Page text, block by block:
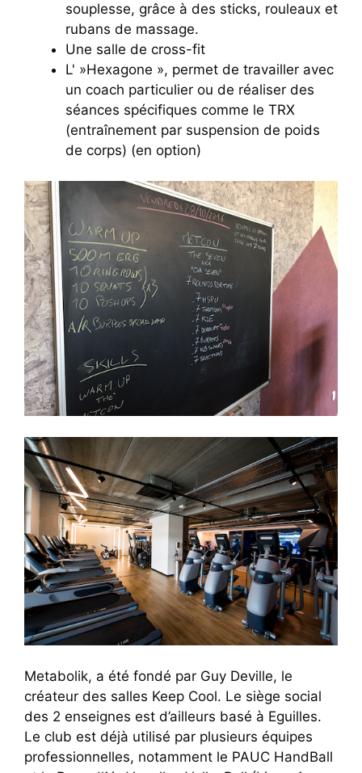
souplesse, grâce à des sticks, rouleaux et
rubans de massage.
Une salle de cross-fit
L' »Hexagone », permet de travailler avec
un coach particulier ou de réaliser des
séances spécifiques comme le TRX
(entraînement par suspension de poids
de corps) (en option)
Metabolik, a été fondé par Guy Deville, le
créateur des salles Keep Cool. Le siège social
des 2 enseignes est d’ailleurs basé à Eguilles.
Le club est déjà utilisé par plusieurs équipes
professionnelles, notamment le PAUC HandBall